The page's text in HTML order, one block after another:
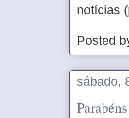
notícias
Posted
sábado,